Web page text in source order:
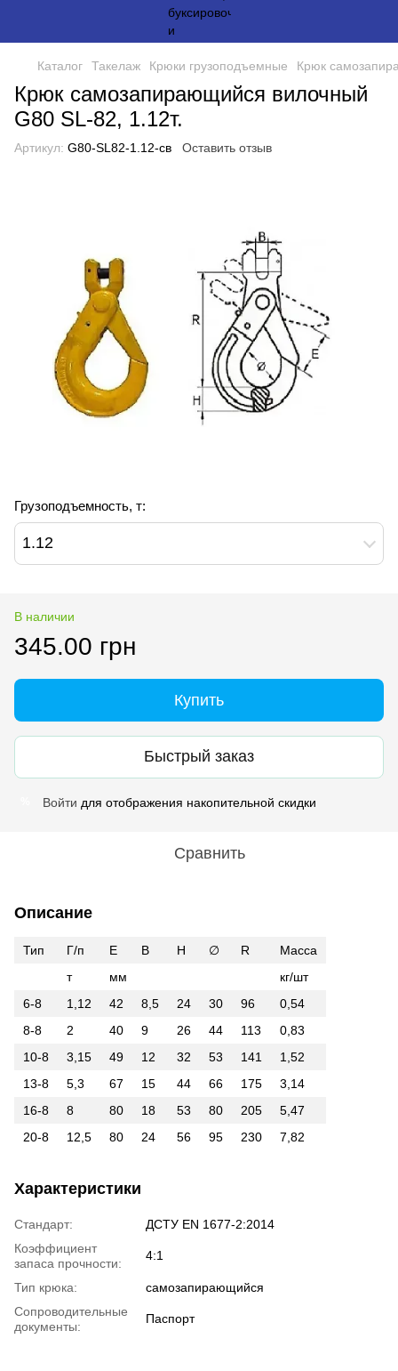
Каталог Такелаж Крюки грузоподъемные Крюк
Крюк самозапирающийся вилочный
G80 SL-82, 1.12т.
Артикул: G80-SL82-1.12-св Оставить отзыв
Грузоподъемность, т:
1.12
В наличии
345.00 грн
Купить
Быстрый заказ
Войти для отображения накопительной скидки
Сравнить
Описание
Тип Г/п E B H ∅ R
Масса
т
мм
кг/шт
6-8
1,12 42 8,5 24 30 96
0,54
8-8
2 40 9 26 44 113
0,83
10-8
3,15 49 12 32 53 141
1,52
13-8
5,3 67 15 44 66 175
3,14
16-8
8 80 18 53 80 205
5,47
20-8
12,5 80 24 56 95 230 7,82
Характеристики
Стандарт:
ДСТУ EN 1677-2:2014
Коэффициент
запаса прочности:
4:1
Тип крюка:
самозапирающийся
Сопроводительные
документы:
Паспорт